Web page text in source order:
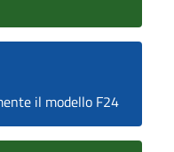
il modello F24